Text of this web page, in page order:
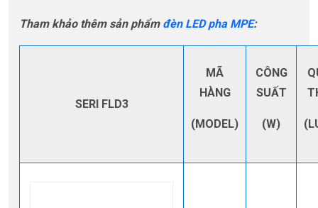
Tham khảo thêm sản phẩm đèn LED pha MPE:
SERI FLD3
MÃ
HÀNG
(MODEL)
CÔNG
SUẤT
(W)